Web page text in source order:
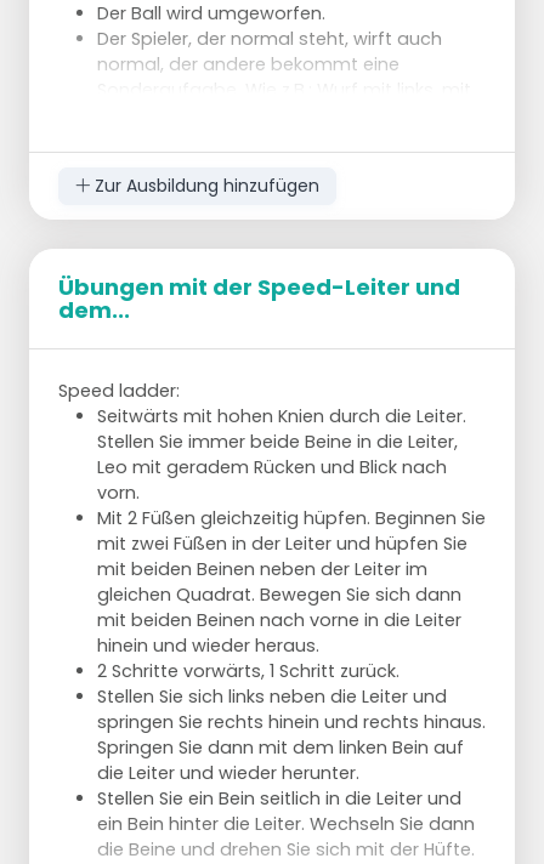
Der Ball wird umgeworfen.
Der Spieler, der normal steht, wirft auch
normal, der andere bekommt eine
weiter.
Variante: Der Spieler, der normalerweise wirft,
.
Ziel
Krafttraining / Gleichgewicht.
Beschreibung: Die Spieler sitzen in Dreierreihen
auf dem Boden, in einem Abstand, bei dem sie
sich gerade noch berühren können, wenn sie
beide ihren Arm ausstrecken.
Auf der einen Seite beginnt eine Kugel; der
Einfachheit halber kann es eine kleine Kugel
sein. Auf der anderen Seite befinden sich 3
Kappen. Beim Sitzen darf nur das Gesäß
den Boden berühren, sonst nichts. Man
muss sich also ein wenig zurückhalten.
Die Aufgabe besteht darin, vier Mützen
nacheinander auf die andere Seite zu
bringen. Auf der anderen Seite beginnt eine
Kugel, die die Hütchen nacheinander
aufheben muss.
Zur Ausbildung hinzufügen
Übungen mit der Speed-Leiter und
dem...
Speed ladder:
Seitwärts mit hohen Knien durch die Leiter.
Stellen Sie immer beide Beine in die Leiter,
Leo mit geradem Rücken und Blick nach
vorn.
Mit 2 Füßen gleichzeitig hüpfen. Beginnen Sie
mit zwei Füßen in der Leiter und hüpfen Sie
mit beiden Beinen neben der Leiter im
gleichen Quadrat. Bewegen Sie sich dann
mit beiden Beinen nach vorne in die Leiter
hinein und wieder heraus.
2 Schritte vorwärts, 1 Schritt zurück.
Stellen Sie sich links neben die Leiter und
springen Sie rechts hinein und rechts hinaus.
Springen Sie dann mit dem linken Bein auf
die Leiter und wieder herunter.
Stellen Sie ein Bein seitlich in die Leiter und
ein Bein hinter die Leiter. Wechseln Sie dann
die Beine und drehen Sie sich mit der Hüfte.